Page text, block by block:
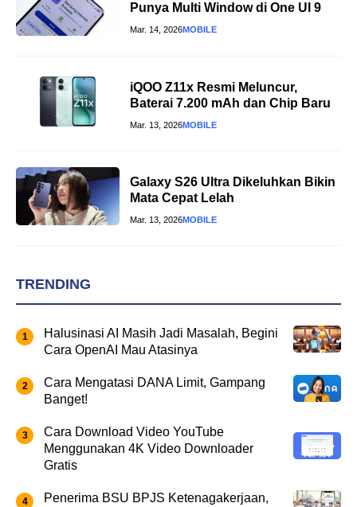
Punya Multi Window di One UI 9
Mar. 14, 2026MOBILE
iQOO Z11x Resmi Meluncur,
Baterai 7.200 mAh dan Chip Baru
Mar. 13, 2026MOBILE
Galaxy S26 Ultra Dikeluhkan Bikin
Mata Cepat Lelah
Mar. 13, 2026MOBILE
TRENDING
Halusinasi AI Masih Jadi Masalah, Begini
Cara OpenAI Mau Atasinya
Cara Mengatasi DANA Limit, Gampang
Banget!
Cara Download Video YouTube
Menggunakan 4K Video Downloader
Gratis
Penerima BSU BPJS Ketenagakerjaan,